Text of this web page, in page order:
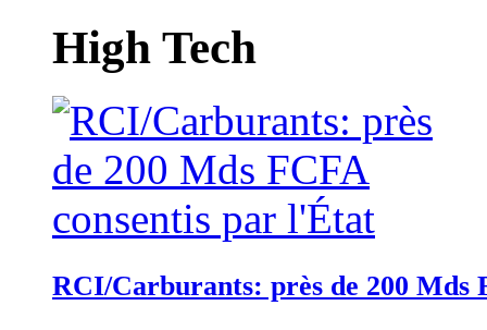
High Tech
RCI/Carburants: près de 200 Mds